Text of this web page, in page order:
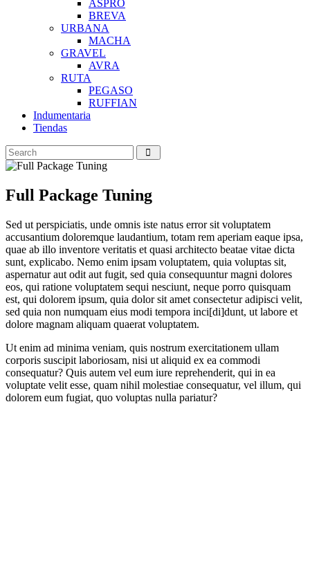
ASPRO
BREVA
URBANA
MACHA
GRAVEL
AVRA
RUTA
PEGASO
RUFFIAN
Indumentaria
Tiendas
Full Package Tuning
Sed ut perspiciatis, unde omnis iste natus error sit voluptatem
accusantium doloremque laudantium, totam rem aperiam eaque ipsa,
quae ab illo inventore veritatis et quasi architecto beatae vitae dicta
sunt, explicabo. Nemo enim ipsam voluptatem, quia voluptas sit,
aspernatur aut odit aut fugit, sed quia consequuntur magni dolores
eos, qui ratione voluptatem sequi nesciunt, neque porro quisquam
est, qui dolorem ipsum, quia dolor sit amet consectetur adipisci velit,
sed quia non numquam eius modi tempora inci[di]dunt, ut labore et
dolore magnam aliquam quaerat voluptatem.
Ut enim ad minima veniam, quis nostrum exercitationem ullam
corporis suscipit laboriosam, nisi ut aliquid ex ea commodi
consequatur? Quis autem vel eum iure reprehenderit, qui in ea
voluptate velit esse, quam nihil molestiae consequatur, vel illum, qui
dolorem eum fugiat, quo voluptas nulla pariatur?